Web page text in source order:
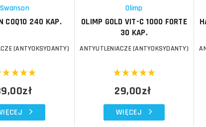
Swanson
COQ10 240 KAP.
(ANTYOKSYDANTY)
Olimp
OLIMP GOLD VIT-C 1000 FORTE
30 KAP.
ANTYUTLENIACZE (ANTYOKSYDANTY)
29,00zł
WIĘCEJ